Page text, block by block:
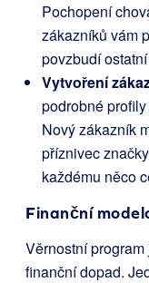
Pochopení
zákazníků vám
povzbudí
Vytvoření
podrobné
Nový zákazník
příznivec
každému něco
Finanční
Věrnostní
finanční dopad.